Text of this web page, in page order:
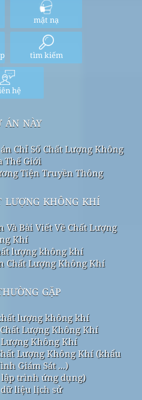
mặt nạ
tìm kiếm
hệ
án này
Chỉ Số Chất Lượng Không
Thế Giới
Tiện Truyền Thông
lượng không khí
Và Bài Viết Về Chất Lượng
Khí
lượng không khí
Chất Lượng Không Khí
gặp
lượng không khí
Lượng Không Khí
Lượng Không Khí
Lượng Không Khí (khẩu
Giám Sát ...)
lập trình ứng dụng)
liệu lịch sử